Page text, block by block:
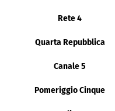
Rete 4
Quarta Repubblica
Canale 5
Pomeriggio Cinque